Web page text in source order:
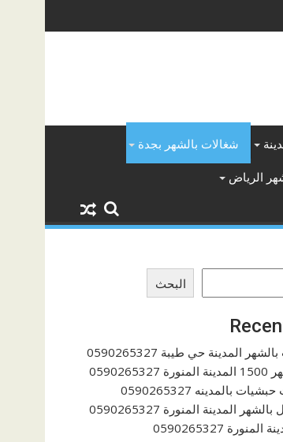
شغالات بالشهر بجدة
الرياض
البحث
المدينة حي طيبة 0590265327
بالمدينه 0590265327
المدينة المنورة 0590265327
0590265327